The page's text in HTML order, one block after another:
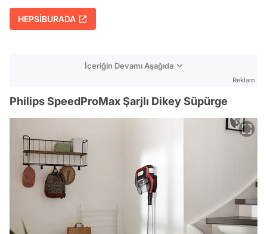
HEPSİBURADA
İçeriğin Devamı Aşağıda
Reklam
Philips SpeedProMax Şarjlı Dikey Süpürge